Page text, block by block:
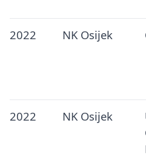
2022 NK Osijek
2022 NK Osijek